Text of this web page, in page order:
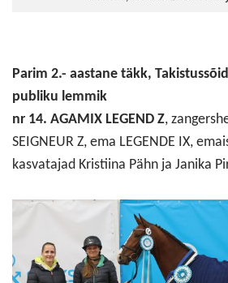
Parim 2.- aastane täkk,
publiku lemmik
nr 14. AGAMIX LEGEND Z,
SEIGNEUR Z, ema LEGENDE IX,
kasvatajad Kristiina Pähn ja Janika